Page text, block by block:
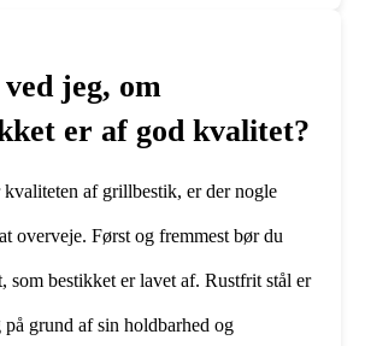
jeg, om
er af god kvalitet?
af grillbestik, er der nogle
overveje. Først og fremmest bør du
som bestikket er lavet af. Rustfrit stål er
grund af sin holdbarhed og